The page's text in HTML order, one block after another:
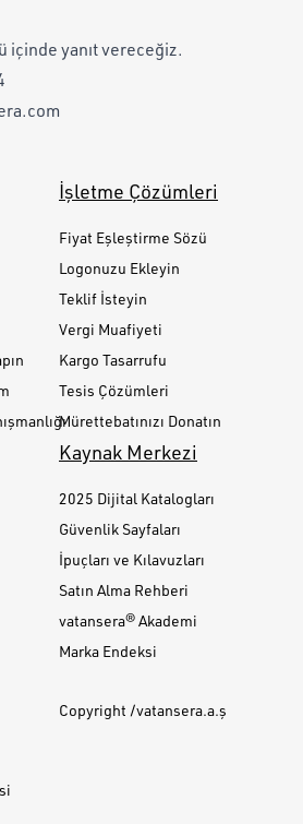
içinde yanıt vereceğiz.
İşletme Çözümleri
Fiyat Eşleştirme Sözü
Logonuzu Ekleyin
Teklif İsteyin
Vergi Muafiyeti
Kargo Tasarrufu
Tesis Çözümleri
Mürettebatınızı Donatın
Kaynak Merkezi
2025 Dijital Katalogları
Güvenlik Sayfaları
İpuçları ve Kılavuzları
Satın Alma Rehberi
vatansera® Akademi
Marka Endeksi
Copyright /vatansera.a.ş